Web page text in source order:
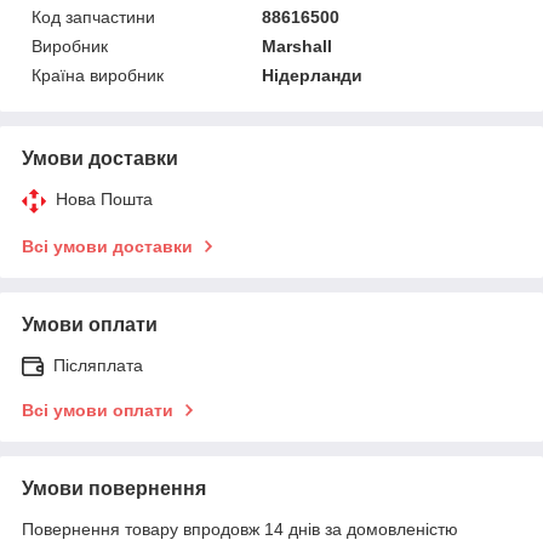
Код запчастини
88616500
Виробник
Marshall
Країна виробник
Нідерланди
Умови доставки
Нова Пошта
Всі умови доставки
Умови оплати
Післяплата
Всі умови оплати
Умови повернення
Повернення товару впродовж 14 днів за домовленістю